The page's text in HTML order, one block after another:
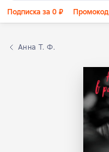
Подписка за 0 ₽ Промокод
Анна Т. Ф.